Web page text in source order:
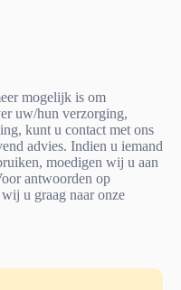
mogelijk is om
uw/hun verzorging,
kunt u contact met ons
advies. Indien u iemand
moedigen wij u aan
antwoorden op
u graag naar onze